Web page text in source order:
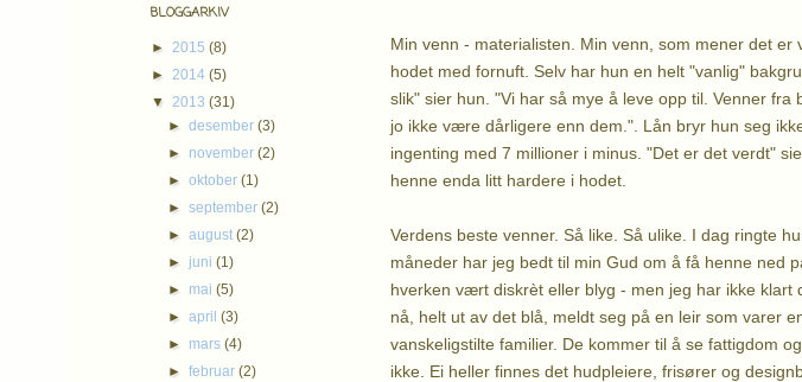
Min venn - materialisten. Min venn, som mener det
hodet med fornuft. Selv har hun en helt "vanlig"
slik" sier hun. "Vi har så mye å leve opp til. Venner
jo ikke være dårligere enn dem.". Lån bryr hun seg
ingenting med 7 millioner i minus. "Det er det verdt"
henne enda litt hardere i hodet.
Verdens beste venner. Så like. Så ulike. I dag ringte
måneder har jeg bedt til min Gud om å få henne ned
hverken vært diskrèt eller blyg - men jeg har ikke
nå, helt ut av det blå, meldt seg på en leir som varer
vanskeligstilte familier. De kommer til å se fattigdom
ikke. Ei heller finnes det hudpleiere, frisører og
BLOGGARKIV
► 2015 (8)
► 2014 (5)
▼ 2013 (31)
►desember(3)
► november(2)
►oktober(1)
►september(2)
►august(2)
► juni(1)
► mai(5)
►april(3)
► mars(4)
►februar(2)